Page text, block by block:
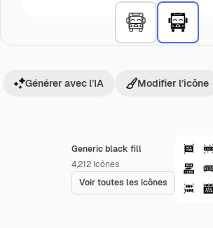
Generic black fill
4,212 Icônes
Voir toutes les icônes
Générer avec l’IA Modifier l’icône